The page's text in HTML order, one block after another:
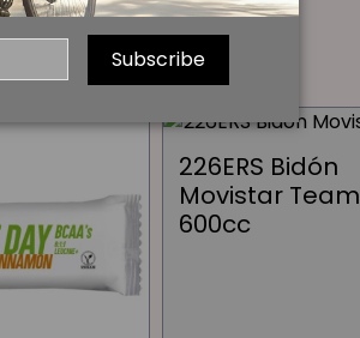
226ERS Bidón
Movistar Team
600cc
Subscribe